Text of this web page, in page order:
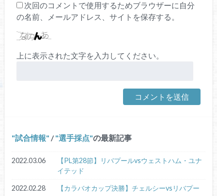
次回のコメントで使用するためブラウザーに自分
の名前、メールアドレス、サイトを保存する。
上に表示された文字を入力してください。
試合情報 / 選手採点 の最新記事
2022.03.06
【PL第28節】リバプールvsウェストハム・ユナ
イテッド
2022.02.28
【カラバオカップ決勝】チェルシーvsリバプー